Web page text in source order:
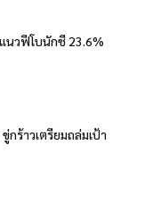
แนวฟีโบนักชี 23.6%
ร้าวเตรียมถล่มเป้า